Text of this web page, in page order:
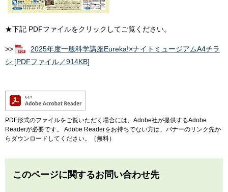
★下記 PDFファイルをクリックしてご覧ください。
>>
2025年度一般科学講座Eureka!×ナイトミュージアムA4チラ
シ [PDFファイル／914KB]
PDF形式のファイルをご覧いただく場合には、Adobe社が提供するAdobe
Readerが必要です。
Adobe Readerをお持ちでない方は、バナーのリンク先か
らダウンロードしてください。（無料）
このページに関するお問い合わせ先